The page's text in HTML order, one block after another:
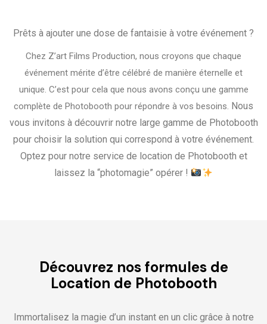
Prêts à ajouter une dose de fantaisie à votre événement ?
Chez Z’art Films Production, nous croyons que chaque
événement mérite d’être célébré de manière éternelle et
unique. C’est pour cela que nous avons conçu une gamme
complète de Photobooth pour répondre à vos besoins. Nous
vous invitons à découvrir notre large gamme de Photobooth
pour choisir la solution qui correspond à votre événement.
Optez pour notre service de location de Photobooth et
laissez la “photomagie” opérer !
Découvrez nos formules de
Location de Photobooth
Immortalisez la magie d’un instant en un clic grâce à notre